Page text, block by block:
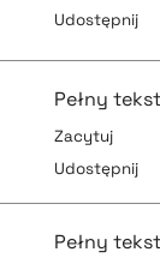
pobierz cytat
pobierz cytat
Udostępnij
pobierz cytat
Pełny tekst
Zacytuj
Udostępnij
Pełny tekst